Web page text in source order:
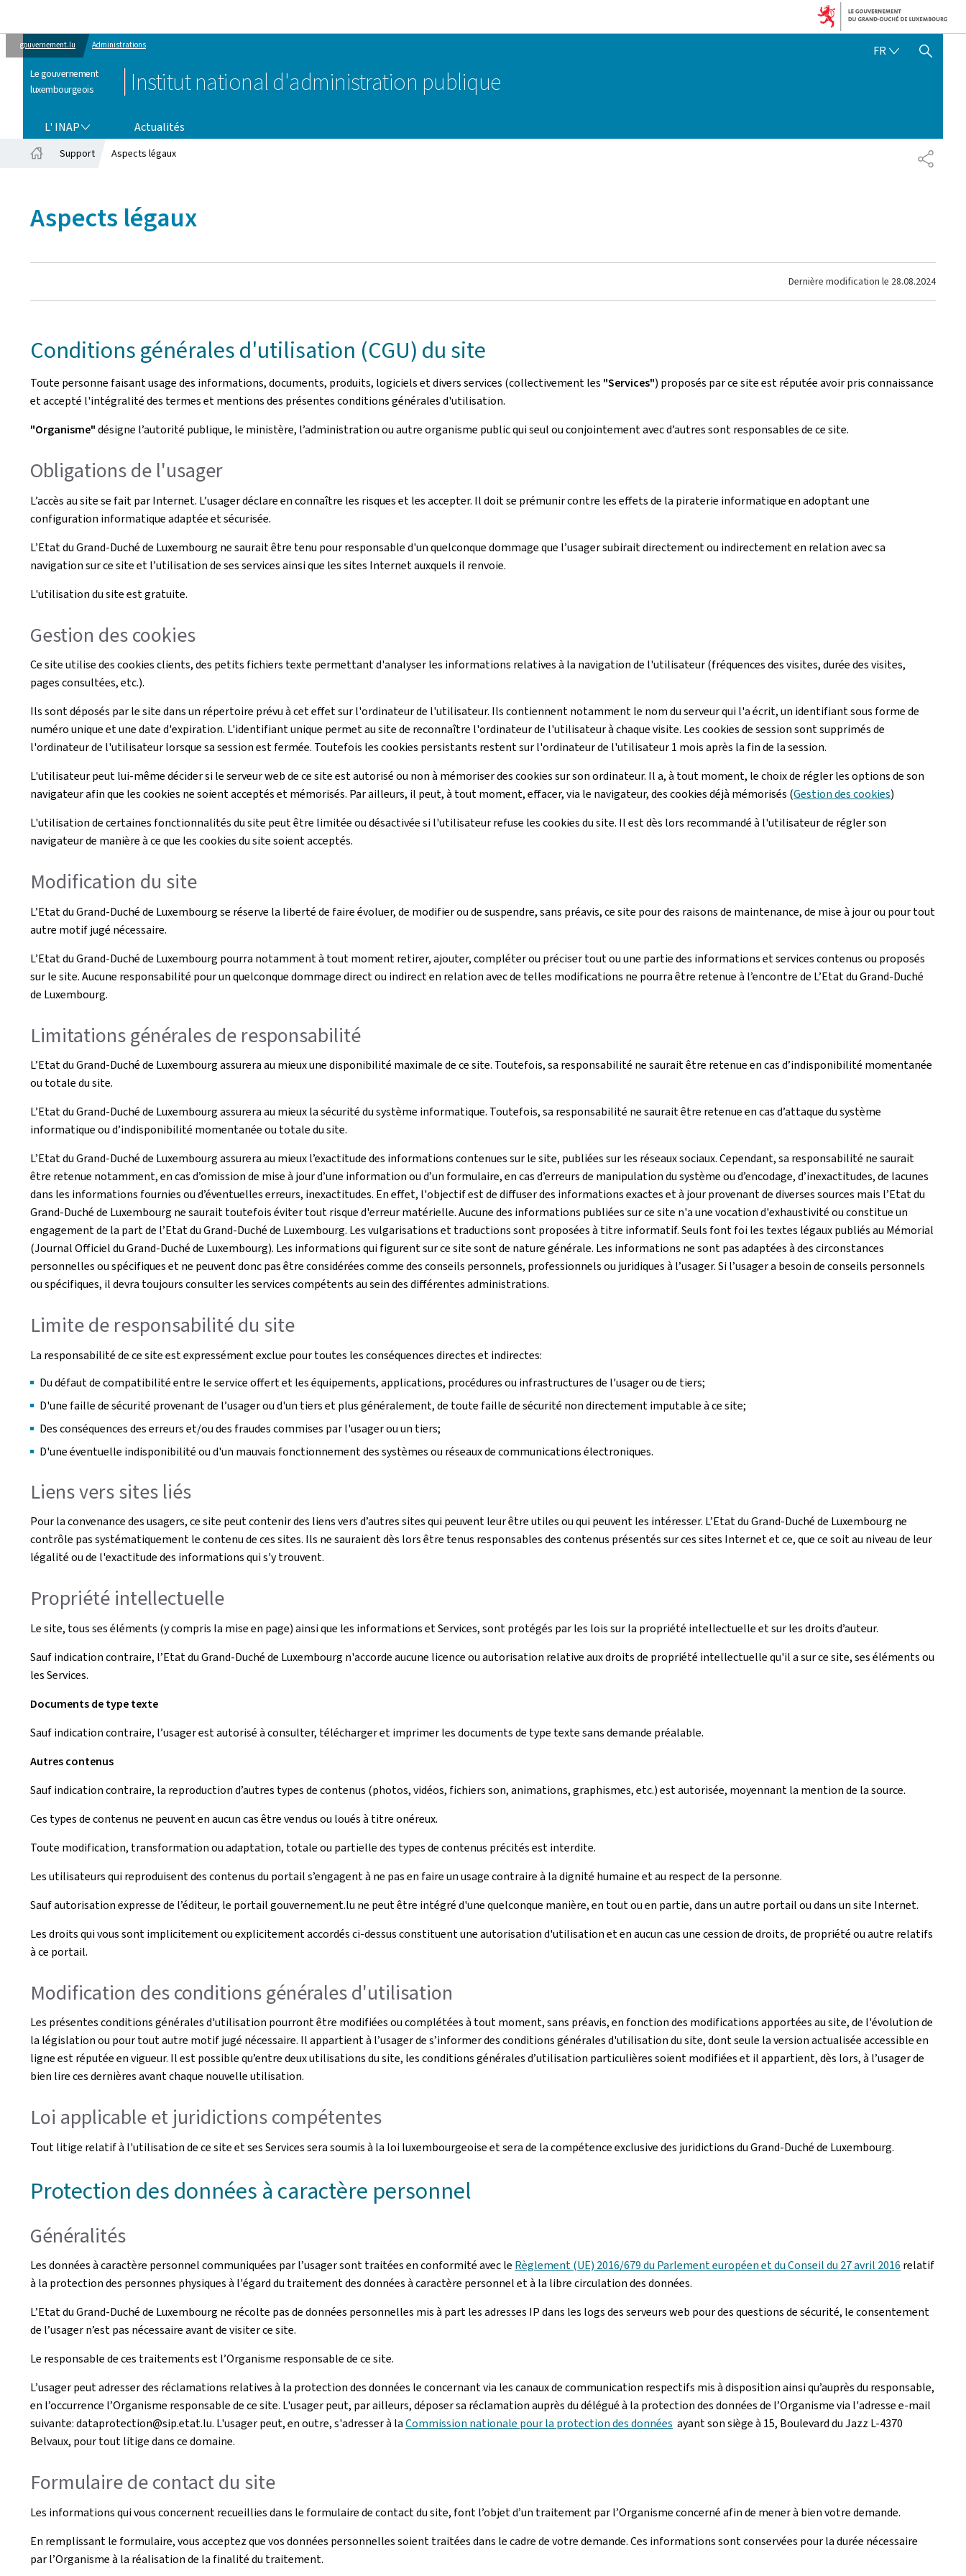
gouvernement.lu Administrations
Le gouvernement
luxembourgeois
Institut national d'administration publique
FRFRANÇAIS
AFFICHER / MASQUER
L' INAP
Actualités
Support Aspects légaux
Aspects légaux
Dernière modification le 28.08.2024
Conditions générales d'utilisation (CGU) du site
Toute personne faisant usage des informations, documents, produits, logiciels et divers services (collectivement les "Services") proposés par ce site est réputée avoir pris connaissance
et accepté l'intégralité des termes et mentions des présentes conditions générales d'utilisation.
"Organisme"désigne l’autorité publique, le ministère, l’administration ou autre organisme public qui seul ou conjointement avec d’autres sont responsables de ce site.
Obligations de l'usager
L’accès au site se fait par Internet. L’usager déclare en connaître les risques et les accepter. Il doit se prémunir contre les effets de la piraterie informatique en adoptant une
configuration informatique adaptée et sécurisée.
L’Etat du Grand-Duché de Luxembourg ne saurait être tenu pour responsable d'un quelconque dommage que l’usager subirait directement ou indirectement en relation avec sa
navigation sur ce site et l’utilisation de ses services ainsi que les sites Internet auxquels il renvoie.
L'utilisation du site est gratuite.
Gestion des cookies
Ce site utilise des cookies clients, des petits fichiers texte permettant d'analyser les informations relatives à la navigation de l'utilisateur (fréquences des visites, durée des visites,
pages consultées, etc.).
Ils sont déposés par le site dans un répertoire prévu à cet effet sur l'ordinateur de l'utilisateur. Ils contiennent notamment le nom du serveur qui l'a écrit, un identifiant sous forme de
numéro unique et une date d'expiration. L'identifiant unique permet au site de reconnaître l'ordinateur de l'utilisateur à chaque visite. Les cookies de session sont supprimés de
l'ordinateur de l'utilisateur lorsque sa session est fermée. Toutefois les cookies persistants restent sur l'ordinateur de l'utilisateur 1 mois après la fin de la session.
L'utilisateur peut lui-même décider si le serveur web de ce site est autorisé ou non à mémoriser des cookies sur son ordinateur. Il a, à tout moment, le choix de régler les options de son
navigateur afin que les cookies ne soient acceptés et mémorisés. Par ailleurs, il peut, à tout moment, effacer, via le navigateur, des cookies déjà mémorisés (Gestion des cookies)
L'utilisation de certaines fonctionnalités du site peut être limitée ou désactivée si l'utilisateur refuse les cookies du site. Il est dès lors recommandé à l'utilisateur de régler son
navigateur de manière à ce que les cookies du site soient acceptés.
Modification du site
L’Etat du Grand-Duché de Luxembourg se réserve la liberté de faire évoluer, de modifier ou de suspendre, sans préavis, ce site pour des raisons de maintenance, de mise à jour ou pour tout
autre motif jugé nécessaire.
L’Etat du Grand-Duché de Luxembourg pourra notamment à tout moment retirer, ajouter, compléter ou préciser tout ou une partie des informations et services contenus ou proposés
sur le site. Aucune responsabilité pour un quelconque dommage direct ou indirect en relation avec de telles modifications ne pourra être retenue à l’encontre de L’Etat du Grand-Duché
de Luxembourg.
Limitations générales de responsabilité
L’Etat du Grand-Duché de Luxembourg assurera au mieux une disponibilité maximale de ce site. Toutefois, sa responsabilité ne saurait être retenue en cas d’indisponibilité momentanée
ou totale du site.
L’Etat du Grand-Duché de Luxembourg assurera au mieux la sécurité du système informatique. Toutefois, sa responsabilité ne saurait être retenue en cas d’attaque du système
informatique ou d’indisponibilité momentanée ou totale du site.
L’Etat du Grand-Duché de Luxembourg assurera au mieux l’exactitude des informations contenues sur le site, publiées sur les réseaux sociaux. Cependant, sa responsabilité ne saurait
être retenue notamment, en cas d’omission de mise à jour d’une information ou d’un formulaire, en cas d’erreurs de manipulation du système ou d’encodage, d’inexactitudes, de lacunes
dans les informations fournies ou d’éventuelles erreurs, inexactitudes. En effet, l'objectif est de diffuser des informations exactes et à jour provenant de diverses sources mais l’Etat du
Grand-Duché de Luxembourg ne saurait toutefois éviter tout risque d'erreur matérielle. Aucune des informations publiées sur ce site n'a une vocation d'exhaustivité ou constitue un
engagement de la part de l’Etat du Grand-Duché de Luxembourg. Les vulgarisations et traductions sont proposées à titre informatif. Seuls font foi les textes légaux publiés au Mémorial
(Journal Officiel du Grand-Duché de Luxembourg). Les informations qui figurent sur ce site sont de nature générale. Les informations ne sont pas adaptées à des circonstances
personnelles ou spécifiques et ne peuvent donc pas être considérées comme des conseils personnels, professionnels ou juridiques à l’usager. Si l’usager a besoin de conseils personnels
ou spécifiques, il devra toujours consulter les services compétents au sein des différentes administrations.
Limite de responsabilité du site
La responsabilité de ce site est expressément exclue pour toutes les conséquences directes et indirectes:
Du défaut de compatibilité entre le service offert et les équipements, applications, procédures ou infrastructures de l'usager ou de tiers;
D'une faille de sécurité provenant de l’usager ou d'un tiers et plus généralement, de toute faille de sécurité non directement imputable à ce site;
Des conséquences des erreurs et/ou des fraudes commises par l'usager ou un tiers;
D'une éventuelle indisponibilité ou d'un mauvais fonctionnement des systèmes ou réseaux de communications électroniques.
Liens vers sites liés
Pour la convenance des usagers, ce site peut contenir des liens vers d’autres sites qui peuvent leur être utiles ou qui peuvent les intéresser. L’Etat du Grand-Duché de Luxembourg ne
contrôle pas systématiquement le contenu de ces sites. Ils ne sauraient dès lors être tenus responsables des contenus présentés sur ces sites Internet et ce, que ce soit au niveau de leur
légalité ou de l'exactitude des informations qui s'y trouvent.
Propriété intellectuelle
Le site, tous ses éléments (y compris la mise en page) ainsi que les informations et Services, sont protégés par les lois sur la propriété intellectuelle et sur les droits d’auteur.
Sauf indication contraire, l’Etat du Grand-Duché de Luxembourg n'accorde aucune licence ou autorisation relative aux droits de propriété intellectuelle qu'il a sur ce site, ses éléments ou
les Services.
Documents de type texte
Sauf indication contraire, l’usager est autorisé à consulter, télécharger et imprimer les documents de type texte sans demande préalable.
Autres contenus
Sauf indication contraire, la reproduction d’autres types de contenus (photos, vidéos, fichiers son, animations, graphismes, etc.) est autorisée, moyennant la mention de la source.
Ces types de contenus ne peuvent en aucun cas être vendus ou loués à titre onéreux.
Toute modification, transformation ou adaptation, totale ou partielle des types de contenus précités est interdite.
Les utilisateurs qui reproduisent des contenus du portail s’engagent à ne pas en faire un usage contraire à la dignité humaine et au respect de la personne.
Sauf autorisation expresse de l’éditeur, le portail gouvernement.lu ne peut être intégré d'une quelconque manière, en tout ou en partie, dans un autre portail ou dans un site Internet.
Les droits qui vous sont implicitement ou explicitement accordés ci-dessus constituent une autorisation d'utilisation et en aucun cas une cession de droits, de propriété ou autre relatifs
à ce portail.
Modification des conditions générales d'utilisation
Les présentes conditions générales d'utilisation pourront être modifiées ou complétées à tout moment, sans préavis, en fonction des modifications apportées au site, de l'évolution de
la législation ou pour tout autre motif jugé nécessaire. Il appartient à l’usager de s’informer des conditions générales d'utilisation du site, dont seule la version actualisée accessible en
ligne est réputée en vigueur. Il est possible qu’entre deux utilisations du site, les conditions générales d’utilisation particulières soient modifiées et il appartient, dès lors, à l’usager de
bien lire ces dernières avant chaque nouvelle utilisation.
Loi applicable et juridictions compétentes
Tout litige relatif à l'utilisation de ce site et ses Services sera soumis à la loi luxembourgeoise et sera de la compétence exclusive des juridictions du Grand-Duché de Luxembourg.
Protection des données à caractère personnel
Généralités
Les données à caractère personnel communiquées par l’usager sont traitées en conformité avec le Règlement (UE) 2016/679 du Parlement européen et du Conseil du 27 avril 2016 relatif
à la protection des personnes physiques à l'égard du traitement des données à caractère personnel et à la libre circulation des données.
L’Etat du Grand-Duché de Luxembourg ne récolte pas de données personnelles mis à part les adresses IP dans les logs des serveurs web pour des questions de sécurité, le consentement
de l’usager n’est pas nécessaire avant de visiter ce site.
Le responsable de ces traitements est l’Organisme responsable de ce site.
L’usager peut adresser des réclamations relatives à la protection des données le concernant via les canaux de communication respectifs mis à disposition ainsi qu’auprès du responsable,
en l’occurrence l’Organisme responsable de ce site. L'usager peut, par ailleurs, déposer sa réclamation auprès du délégué à la protection des données de l’Organisme via l'adresse e-mail
suivante: dataprotection@sip.etat.lu. L'usager peut, en outre, s'adresser à laCommission nationale pour la protection des données ayant son siège à 15, Boulevard du Jazz L-4370
Belvaux, pour tout litige dans ce domaine.
Formulaire de contact du site
Les informations qui vous concernent recueillies dans le formulaire de contact du site, font l’objet d’un traitement par l’Organisme concerné afin de mener à bien votre demande.
En remplissant le formulaire, vous acceptez que vos données personnelles soient traitées dans le cadre de votre demande. Ces informations sont conservées pour la durée nécessaire
par l’Organisme à la réalisation de la finalité du traitement.